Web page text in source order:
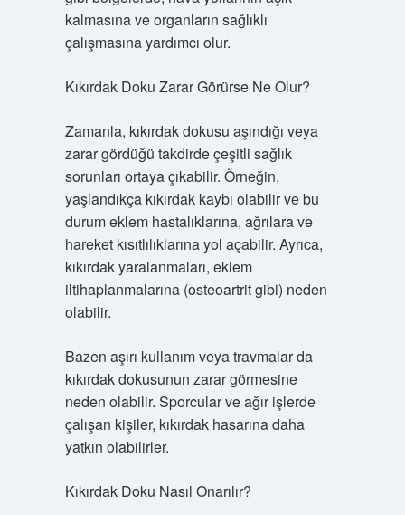
kalmasına ve organların sağlıklı
çalışmasına yardımcı olur.
Kıkırdak Doku Zarar Görürse Ne Olur?
Zamanla, kıkırdak dokusu aşındığı veya
zarar gördüğü takdirde çeşitli sağlık
sorunları ortaya çıkabilir. Örneğin,
yaşlandıkça kıkırdak kaybı olabilir ve bu
durum eklem hastalıklarına, ağrılara ve
hareket kısıtlılıklarına yol açabilir. Ayrıca,
kıkırdak yaralanmaları, eklem
iltihaplanmalarına (osteoartrit gibi) neden
olabilir.
Bazen aşırı kullanım veya travmalar da
kıkırdak dokusunun zarar görmesine
neden olabilir. Sporcular ve ağır işlerde
çalışan kişiler, kıkırdak hasarına daha
yatkın olabilirler.
Kıkırdak Doku Nasıl Onarılır?